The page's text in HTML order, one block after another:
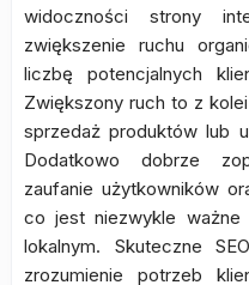
widoczności strony
zwiększenie ruchu
liczbę potencjalnych
Zwiększony ruch to z
sprzedaż produktów lub
Dodatkowo dobrze
zaufanie użytkowników
co jest niezwykle ważne
lokalnym. Skuteczne
zrozumienie potrzeb